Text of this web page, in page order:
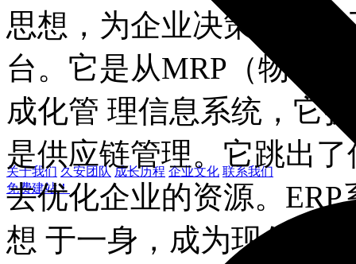
关于我们 久安团队 成长历程 企业文化 联系我们
免费建站！
思想，为企业决策层及
台。它是从MRP（物料
成化管 理信息系统，它
是供应链管理。它跳出
去优化企业的资源。
想 于一身，成为现代企